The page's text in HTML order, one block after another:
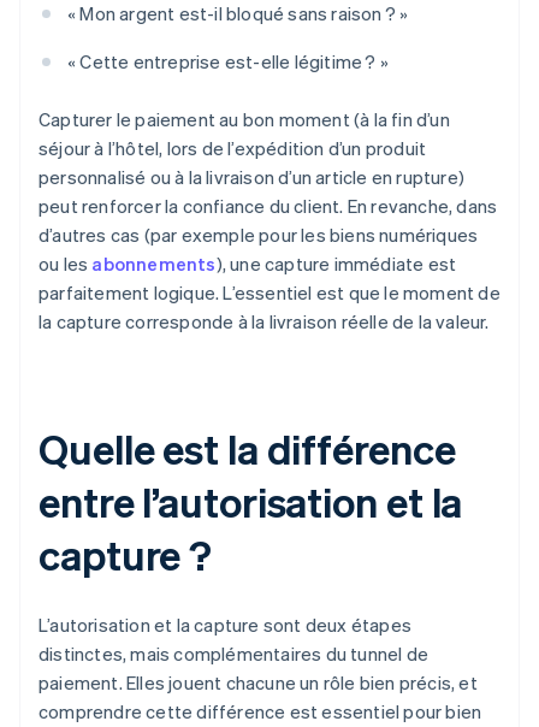
« Mon argent est-il bloqué sans raison ? »
« Cette entreprise est-elle légitime ? »
Capturer le paiement au bon moment (à la fin d’un
séjour à l’hôtel, lors de l’expédition d’un produit
personnalisé ou à la livraison d’un article en rupture)
peut renforcer la confiance du client. En revanche, dans
d’autres cas (par exemple pour les biens numériques
ou les abonnements), une capture immédiate est
parfaitement logique. L’essentiel est que le moment de
la capture corresponde à la livraison réelle de la valeur.
Quelle est la différence
entre l’autorisation et la
capture ?
L’autorisation et la capture sont deux étapes
distinctes, mais complémentaires du tunnel de
paiement. Elles jouent chacune un rôle bien précis, et
comprendre cette différence est essentiel pour bien